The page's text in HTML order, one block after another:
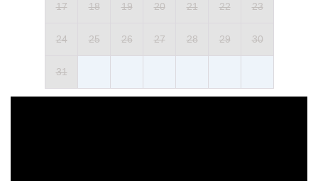
17 18 19 20 21 22 23
24 25 26 27 28 29 30
31